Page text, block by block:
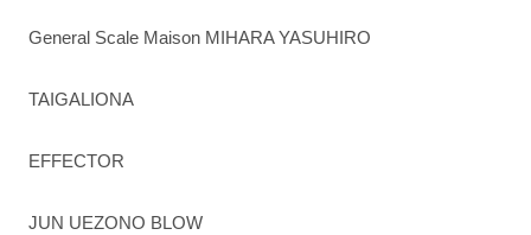
General Scale Maison MIHARA YASUHIRO
TAIGALIONA
EFFECTOR
JUN UEZONO BLOW